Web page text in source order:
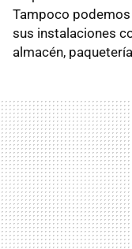
Tampoco
sus instalaciones
almacén,